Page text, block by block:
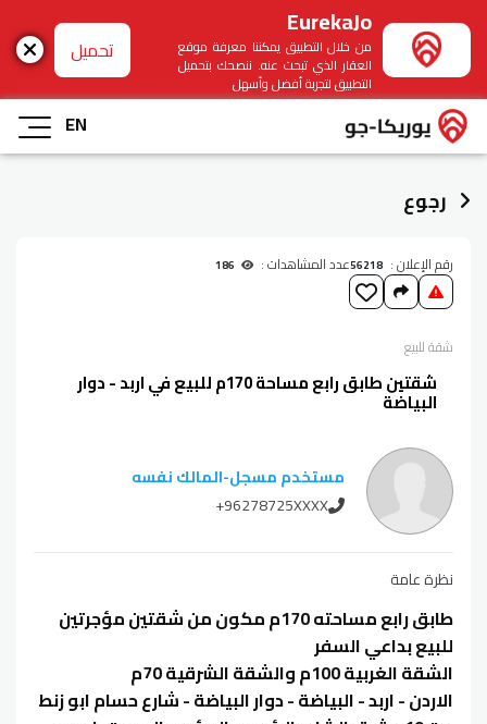
EurekaJo
من خلال التطبيق يمكننا معرفة موقع
العقار الذي تبحث عنه. ننصحك بتحميل
التطبيق لتجربة أفضل وأسهل
تحميل
EN
رجوع
رقم الإعلان : 56218عدد المشاهدات :
شقةللبيع
شقتين طابق رابع مساحة 170م للبيع في اربد - دوار
البياضة
مستخدم مسجل-المالك نفسه
+96278725XXXX
نظرة عامة
طابق رابع مساحته 170م مكون من شقتين مؤجرتين
للبيع بداعي السفر
الشقة الغربية 100م والشقة الشرقية 70م
الاردن - اربد - البياضة - دوار البياضة - شارع حسام ابو زنط